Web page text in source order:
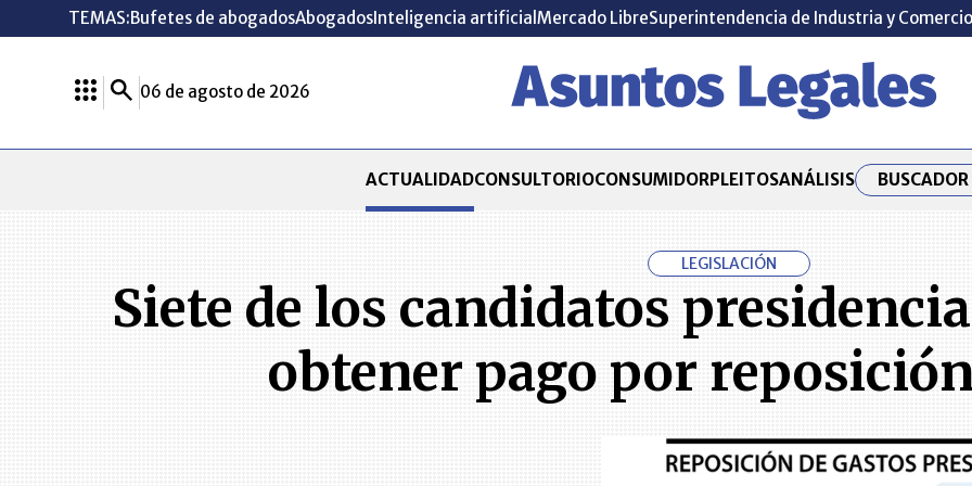
TEMAS:Bufetes de abogadosAbogadosInteligencia artificial Mercado LibreSuperintendencia de Industria y Comercio
06 de agosto de 2026
ACTUALIDADCONSULTORIOCONSUMIDORPLEITOSANÁLISIS
LEGISLACIÓN
Siete de los candidatos
obtener pago por